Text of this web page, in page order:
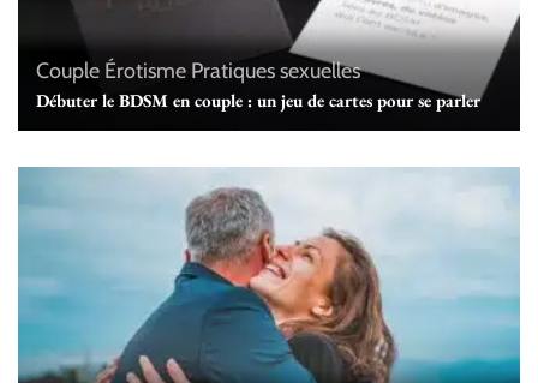
Couple Érotisme Pratiques sexuelles
Débuter le BDSM en couple : un jeu de cartes pour se parler